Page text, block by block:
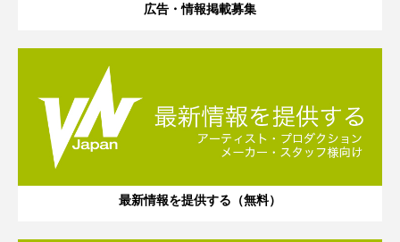
広告・情報掲載募集
最新情報を提供する（無料）